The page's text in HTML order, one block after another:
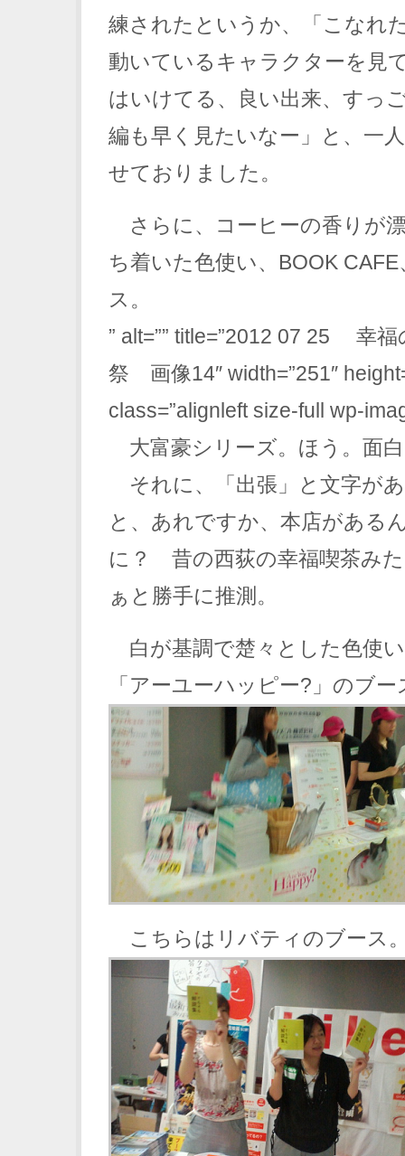
練されたというか、「こなれ
動いているキャラクターを見
はいけてる、良い出来、すっ
編も早く見たいなー」と、一
せておりました。
さらに、コーヒーの香りが
ち着いた色使い、BOOK
ス。
” alt=”” title=”2012 07 25 幸
祭 画像14″ width=”251″
class=”alignleft size-full wp-
大富豪シリーズ。ほう。面
それに、「出張」と文字が
と、あれですか、本店がある
に？ 昔の西荻の幸福喫茶み
ぁと勝手に推測。
白が基調で楚々とした色使
「アーユーハッピー?」のブー
こちらはリバティのブース